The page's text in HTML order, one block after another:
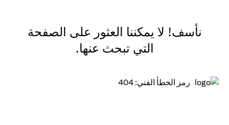
نأسف! لا يمكننا العثور على الصفحة
التي تبحث عنها.
رمز الخطأ الفني: 404